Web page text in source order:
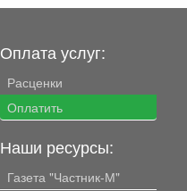
Оплата услуг:
Расценки
Оплатить
Наши ресурсы:
Газета "Частник-М"